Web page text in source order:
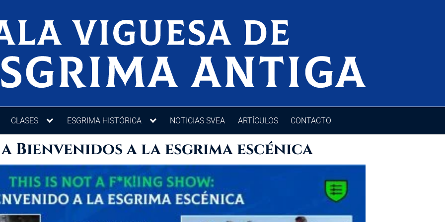
CLASES ESGRIMA HISTÓRICA NOTICIAS SVEA ARTÍCULOS CONTACTO
a Bienvenidos a la esgrima escénica